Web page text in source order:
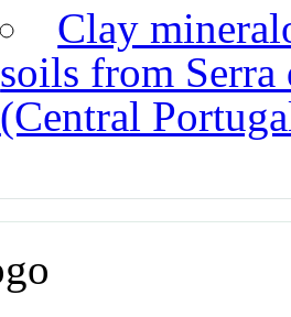
Clay
soils from Serra
(Central